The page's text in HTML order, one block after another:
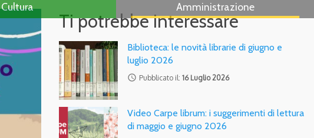
Cultura Amministrazione
Ti potrebbe interessare
Biblioteca: le novità librarie di giugno e
luglio 2026
access_time Pubblicato il:16 Luglio 2026
Video Carpe librum: i suggerimenti di lettura
di maggio e giugno 2026